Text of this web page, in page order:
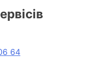
64